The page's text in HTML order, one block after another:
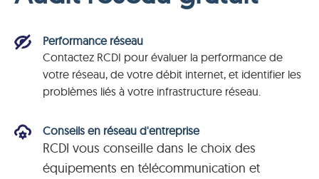
Performance réseau
Contactez RCDI pour évaluer la performance de
votre réseau, de votre débit internet, et identifier les
problèmes liés à votre infrastructure réseau.
Conseils en réseau d'entreprise
RCDI vous conseille dans le choix des
équipements en télécommunication et